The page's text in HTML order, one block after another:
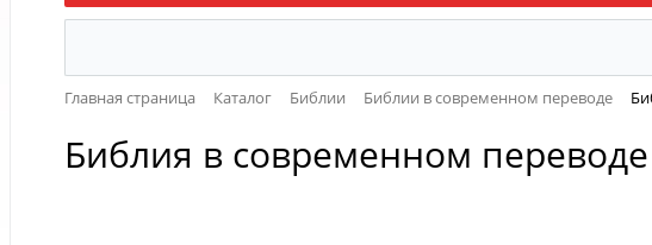
Главная страница Каталог Библии Библии в современном переводе
Библия в современном